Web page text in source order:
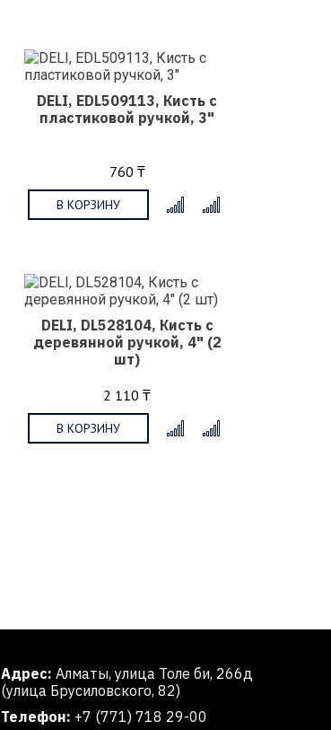
DELI, EDL509113, Кисть с
пластиковой ручкой, 3"
760 ₸
В КОРЗИНУ
DELI, DL528104, Кисть с
деревянной ручкой, 4" (2
шт)
2 110 ₸
В КОРЗИНУ
Адрес: Алматы, улица Толе би, 266д
(улица Брусиловского, 82)
Телефон: +7 (771) 718 29-00